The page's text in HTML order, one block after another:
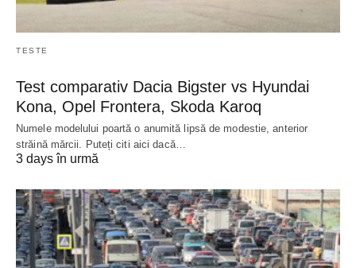
TESTE
Test comparativ Dacia Bigster vs Hyundai
Kona, Opel Frontera, Skoda Karoq
Numele modelului poartă o anumită lipsă de modestie, anterior
străină mărcii. Puteți citi aici dacă…
3 days în urmă